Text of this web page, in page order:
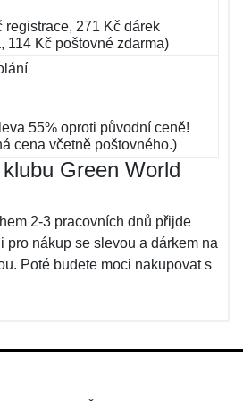
registrace, 271 Kč dárek
114 Kč poštovné zdarma)
55% oproti původní ceně!
cena včetně poštovného.)
Green World
2-3 pracovních dnů přijde
pro nákup se slevou a dárkem na
Poté budete moci nakupovat s